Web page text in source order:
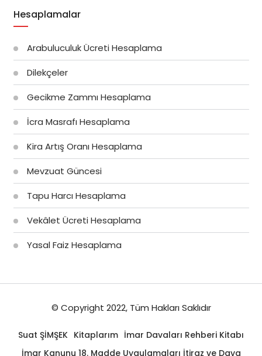
Hesaplamalar
Arabuluculuk Ücreti Hesaplama
Dilekçeler
Gecikme Zammı Hesaplama
İcra Masrafı Hesaplama
Kira Artış Oranı Hesaplama
Mevzuat Güncesi
Tapu Harcı Hesaplama
Vekâlet Ücreti Hesaplama
Yasal Faiz Hesaplama
© Copyright 2022, Tüm Hakları Saklıdır
Suat ŞİMŞEK Kitaplarım İmar Davaları Rehberi Kitabı
İmar Kanunu 18. Madde Uygulamaları İtiraz ve Dava